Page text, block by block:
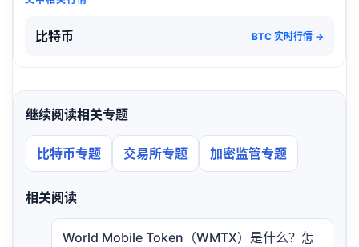
比特币 BTC 实时行情 →
继续阅读相关专题
比特币专题 交易所专题 加密监管专题
相关阅读
World Mobile Token（WMTX）是什么？怎